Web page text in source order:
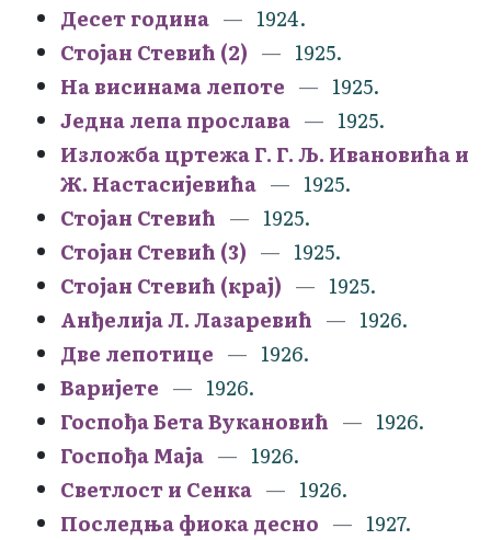
Десет година
1924.
Стојан Стевић (2)
1925.
На висинама лепоте
1925.
Једна лепа прослава
1925.
Изложба цртежа Г. Г. Љ. Ивановића и
Ж. Настасијевића
1925.
Стојан Стевић
1925.
Стојан Стевић (3)
1925.
Стојан Стевић (крај)
1925.
Анђелија Л. Лазаревић
1926.
Две лепотице
1926.
Варијете
1926.
Госпођа Бета Вукановић
1926.
Госпођа Маја
1926.
Светлост и Сенка
1926.
Последња фиока десно
1927.